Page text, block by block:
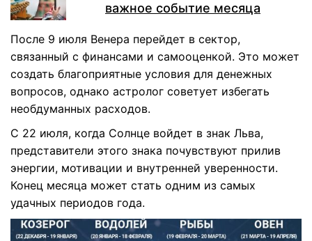
важное событие месяца
После 9 июля Венера перейдет в сектор,
связанный с финансами и самооценкой. Это может
создать благоприятные условия для денежных
вопросов, однако астролог советует избегать
необдуманных расходов.
С 22 июля, когда Солнце войдет в знак Льва,
представители этого знака почувствуют прилив
энергии, мотивации и внутренней уверенности.
Конец месяца может стать одним из самых
удачных периодов года.